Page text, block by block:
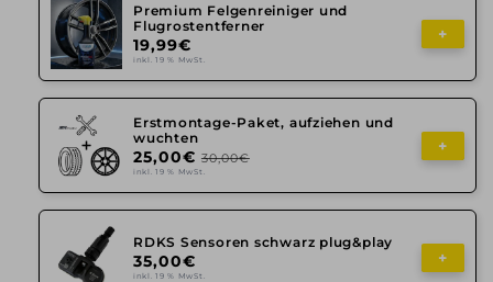
Premium Felgenreiniger und
Flugrostentferner
19,99€
inkl. 19 % MwSt.
+
Erstmontage-Paket, aufziehen und
wuchten
25,00€ 30,00€
inkl. 19 % MwSt.
+
RDKS Sensoren schwarz plug&play
35,00€
inkl. 19 % MwSt.
+